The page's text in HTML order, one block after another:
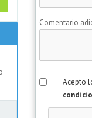
Comentario
Acepto